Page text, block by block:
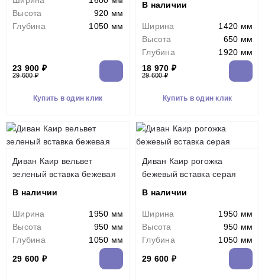
Высота
920 мм
Глубина
1050 мм
23 900 ₽
29 600 ₽
Купить в один клик
В наличии
Ширина
1420 мм
Высота
650 мм
Глубина
1920 мм
18 970 ₽
29 600 ₽
Купить в один клик
Диван Каир вельвет
зеленый вставка бежевая
В наличии
Ширина
1950 мм
Высота
950 мм
Глубина
1050 мм
29 600 ₽
Диван Каир рогожка
бежевый вставка серая
В наличии
Ширина
1950 мм
Высота
950 мм
Глубина
1050 мм
29 600 ₽